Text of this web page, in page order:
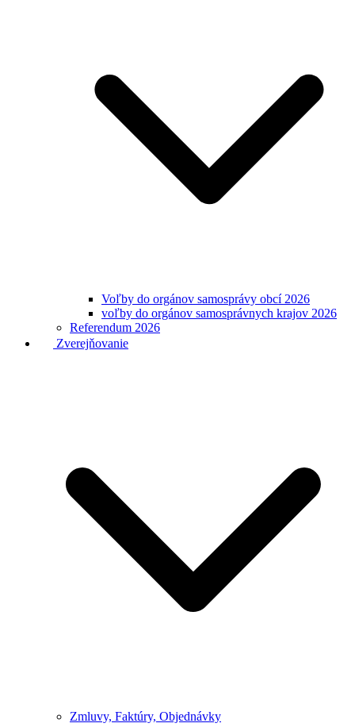
Voľby do orgánov samosprávy obcí 2026
voľby do orgánov samosprávnych krajov 2026
Referendum 2026
Zverejňovanie
Zmluvy, Faktúry, Objednávky